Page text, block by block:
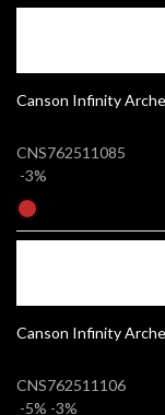
CNS762511085
-3%
CNS762511106
-5% -3%